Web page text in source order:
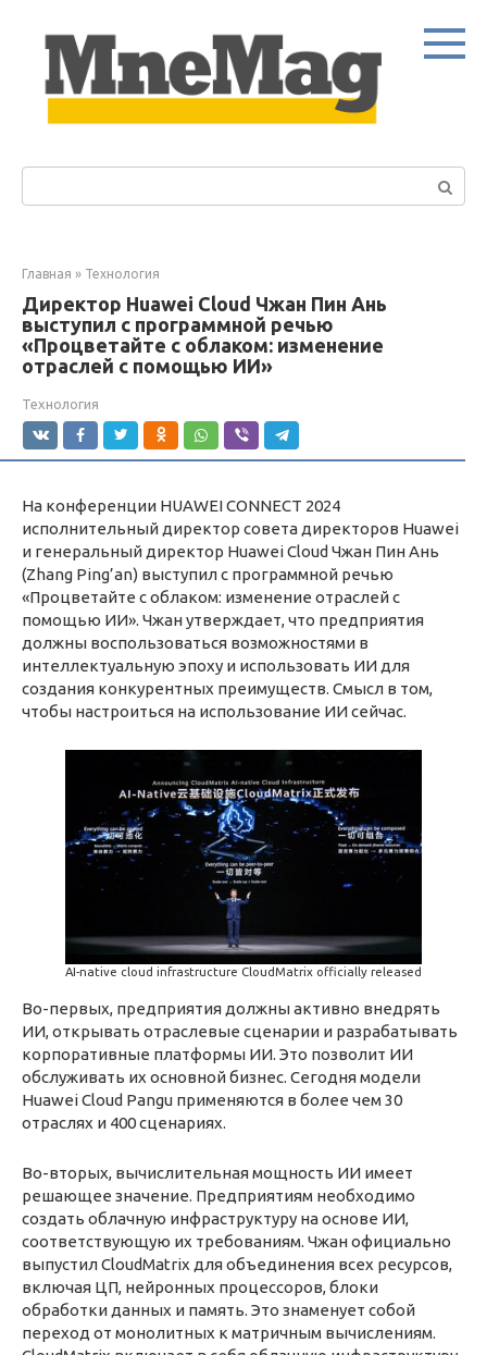
контенту
Главная » Технология
Директор Huawei Cloud Чжан Пин Ань
выступил с программной речью
«Процветайте с облаком: изменение
отраслей с помощью ИИ»
Технология
На конференции HUAWEI CONNECT 2024
исполнительный директор совета директоров Huawei
и генеральный директор Huawei Cloud Чжан Пин Ань
(Zhang Ping’an) выступил с программной речью
«Процветайте с облаком: изменение отраслей с
помощью ИИ». Чжан утверждает, что предприятия
должны воспользоваться возможностями в
интеллектуальную эпоху и использовать ИИ для
создания конкурентных преимуществ. Смысл в том,
чтобы настроиться на использование ИИ сейчас.
AI-native cloud infrastructure CloudMatrix officially released
Во-первых, предприятия должны активно внедрять
ИИ, открывать отраслевые сценарии и разрабатывать
корпоративные платформы ИИ. Это позволит ИИ
обслуживать их основной бизнес. Сегодня модели
Huawei Cloud Pangu применяются в более чем 30
отраслях и 400 сценариях.
Во-вторых, вычислительная мощность ИИ имеет
решающее значение. Предприятиям необходимо
создать облачную инфраструктуру на основе ИИ,
соответствующую их требованиям. Чжан официально
выпустил CloudMatrix для объединения всех ресурсов,
включая ЦП, нейронных процессоров, блоки
обработки данных и память. Это знаменует собой
переход от монолитных к матричным вычислениям.